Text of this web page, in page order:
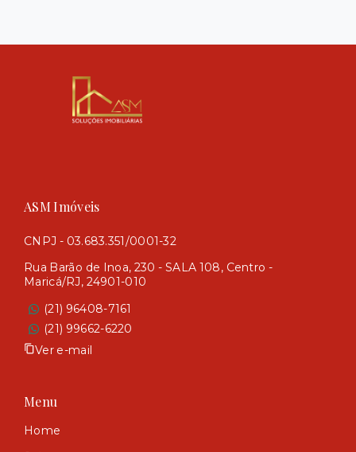
ASM Imóveis
CNPJ - 03.683.351/0001-32
Rua Barão de Inoa, 230 - SALA 108, Centro -
Maricá/RJ, 24901-010
(21) 96408-7161
(21) 99662-6220
Ver e-mail
Menu
Home